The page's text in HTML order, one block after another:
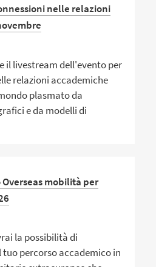
nelle relazioni
il livestream dell'evento per
relazioni accademiche
plasmato da
e da modelli di
mobilità per
la possibilità di
percorso accademico in